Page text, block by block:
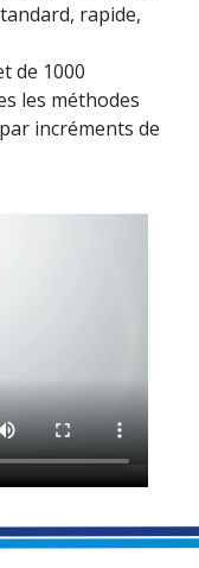
rapide,
de 1000
les méthodes
incréments de